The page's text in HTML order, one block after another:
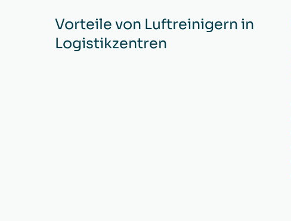
Vorteile von Luftreinigern in
Logistikzentren